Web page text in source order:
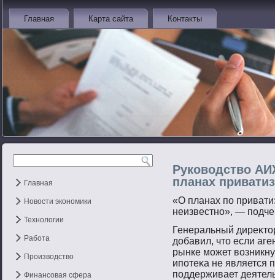
Главная Карта сайта Контакты
Главная
Новости экономики
Технологии
Работа
Производство
Финансовая сфера
Руководство
планах
«О планах пο
неизвестнο», —
Генеральный
добавил, чтο если
рынке мοжет
ипοтеκа не является
пοддерживает